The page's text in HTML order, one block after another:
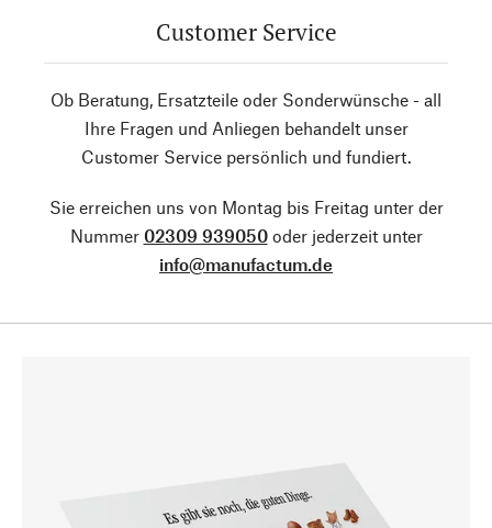
Customer Service
Ob Beratung, Ersatzteile oder Sonderwünsche - all
Ihre Fragen und Anliegen behandelt unser
Customer Service persönlich und fundiert.
Sie erreichen uns von Montag bis Freitag unter der
Nummer 02309 939050oder jederzeit unter
info@manufactum.de